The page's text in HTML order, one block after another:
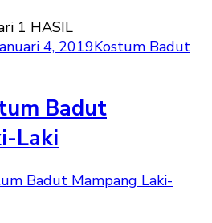
1 HASIL
4, 2019Kostum Badut
Badut
Laki